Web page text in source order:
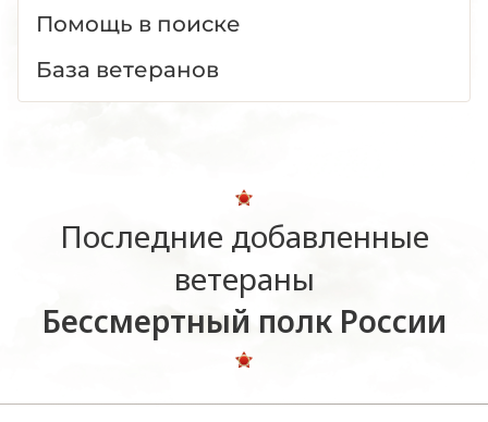
Помощь в поиске
База ветеранов
Последние добавленные
ветераны
Бессмертный полк России